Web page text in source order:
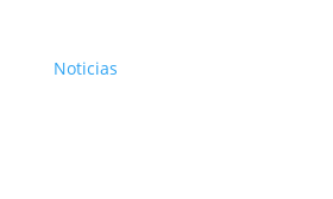
Noticias